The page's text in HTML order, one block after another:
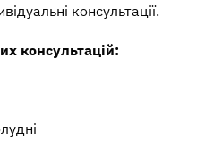
консультації.
консультацій: